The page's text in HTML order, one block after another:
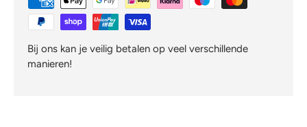
Bij ons kan je veilig betalen op veel verschillende
manieren!